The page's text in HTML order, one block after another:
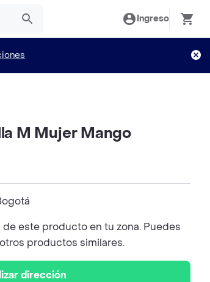
Ingreso
M Mujer Mango
este producto en tu zona. Puedes
productos similares.
dirección